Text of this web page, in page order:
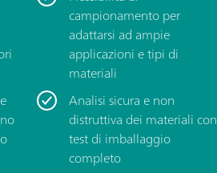
campionamento per
adattarsi ad ampie
applicazioni e tipi di
materiali
Analisi sicura e non
distruttiva dei materiali con
test di imballaggio
completo